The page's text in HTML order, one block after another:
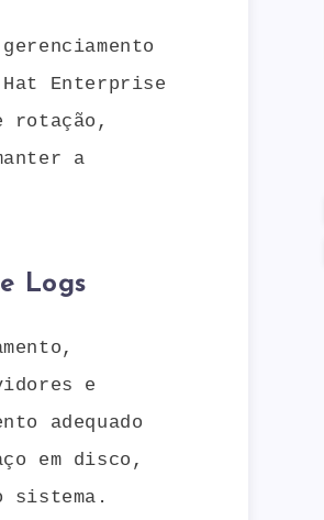
Enterprise
rotação,
a
Logs
e
adequado
em disco,
sistema.